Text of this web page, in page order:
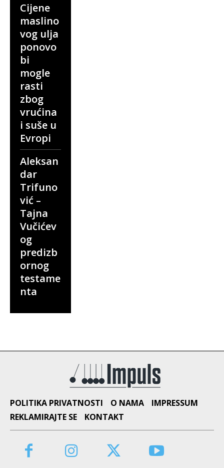
Cijene
maslino
vog ulja
ponovo
bi
mogle
rasti
zbog
vrućina
i suše u
Evropi
Aleksan
dar
Trifuno
vić –
Tajna
Vučićev
og
predizb
ornog
testame
nta
POLITIKA PRIVATNOSTI O NAMA
IMPRESSUM
REKLAMIRAJTE SE
KONTAKT